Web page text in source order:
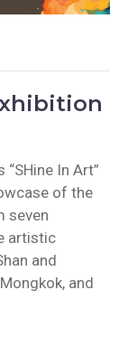
In Art”
of the
seven
artistic
and
and